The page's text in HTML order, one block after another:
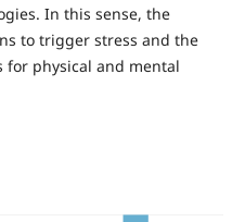
In this sense, the
to trigger stress and the
for physical and mental